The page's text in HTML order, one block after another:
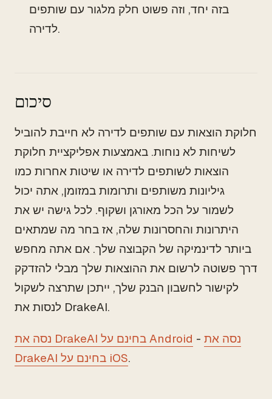
בזה יחד, וזה פשוט חלק מלגור עם שותפים
לדירה.
סיכום
חלוקת הוצאות עם שותפים לדירה לא חייבת להוביל
לשיחות לא נוחות. באמצעות אפליקציית חלוקת
הוצאות לשותפים לדירה או שיטות אחרות כמו
גיליונות משותפים ותרומות במזומן, אתה יכול
לשמור על הכל מאורגן ושקוף. לכל גישה יש את
היתרונות והחסרונות שלה, אז בחר מה שמתאים
ביותר לדינמיקה של הקבוצה שלך. אם אתה מחפש
דרך פשוטה לרשום את ההוצאות שלך מבלי להזדקק
לקישור לחשבון הבנק שלך, ייתכן שתרצה לשקול
לנסות את DrakeAI.
נסה את DrakeAI בחינם על Android - נסה את
DrakeAI בחינם על iOS.